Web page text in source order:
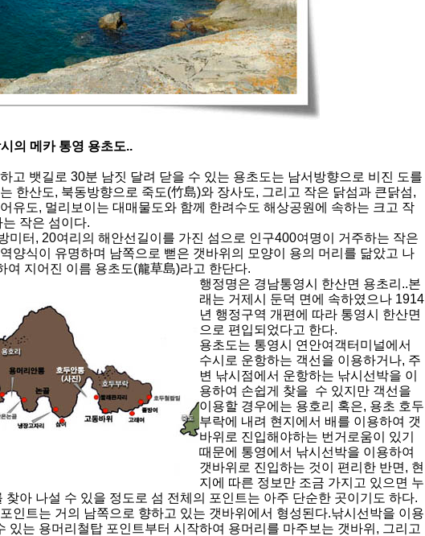
의 메카 통영 용초도..
고 뱃길로 30분 남짓 달려 닫을 수 있는 용초도는 남서방향으로 비진 도를
한산도, 북동방향으로 죽도(竹島)와 장사도, 그리고 작은 닭섬과 큰닭섬,
유도, 멀리보이는 대매물도와 함께 한려수도 해상공원에 속하는 크고 작
작은 섬이다.
미터, 20여리의 해안선길이를 가진 섬으로 인구400여명이 거주하는 작은
양식이 유명하며 남쪽으로 뻗은 갯바위의 모양이 용의 머리를 닮았고 나
여 지어진 이름 용초도(龍草島)라고 한단다.
행정명은 경남통영시 한산면 용초리..본
래는 거제시 둔덕 면에 속하였으나 1914
년 행정구역 개편에 따라 통영시 한산면
으로 편입되었다고 한다.
용초도는 통영시 연안여객터미널에서
수시로 운항하는 객선을 이용하거나, 주
변 낚시점에서 운항하는 낚시선박을 이
용하여 손쉽게 찾을 수 있지만 객선을
이용할 경우에는 용호리 혹은, 용초 호두
부락에 내려 현지에서 배를 이용하여 갯
바위로 진입해야하는 번거로움이 있기
때문에 통영에서 낚시선박을 이용하여
갯바위로 진입하는 것이 편리한 반면, 현
지에 따른 정보만 조금 가지고 있으면 누
찾아 나설 수 있을 정도로 섬 전체의 포인트는 아주 단순한 곳이기도 하다.
인트는 거의 남쪽으로 향하고 있는 갯바위에서 형성된다.낚시선박을 이용
있는 용머리철탑 포인트부터 시작하여 용머리를 마주보는 갯바위, 그리고